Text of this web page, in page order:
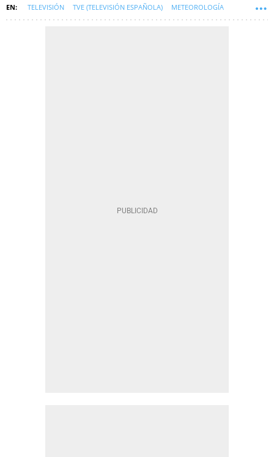
TELEVISIÓN TVE (TELEVISIÓN ESPAÑOLA) METEOROLOGÍA